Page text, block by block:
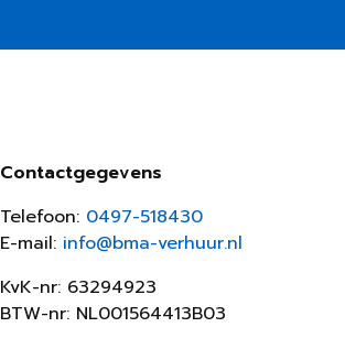
Contactgegevens
Telefoon: 0497-518430
E-mail: info@bma-verhuur.nl
KvK-nr: 63294923
BTW-nr: NL001564413B03